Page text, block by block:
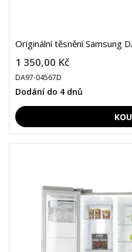
Originální těsnění Samsung
1 350,00 Kč
DA97-04567D
Dodání do 4 dnů